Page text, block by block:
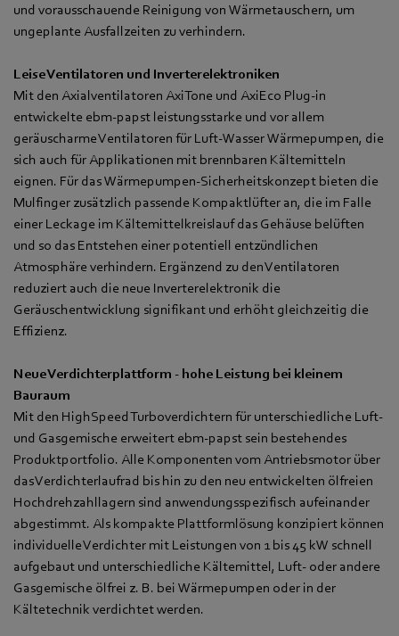
und vorausschauende Reinigung von Wärmetauschern, um
ungeplante Ausfallzeiten zu verhindern.
Leise Ventilatoren und Inverterelektroniken
Mit den Axialventilatoren AxiTone und AxiEco Plug-in
entwickelte ebm‑papst leistungsstarke und vor allem
geräuscharme Ventilatoren für Luft-Wasser Wärmepumpen, die
sich auch für Applikationen mit brennbaren Kältemitteln
eignen. Für das Wärmepumpen-Sicherheitskonzept bieten die
Mulfinger zusätzlich passende Kompaktlüfter an, die im Falle
einer Leckage im Kältemittelkreislauf das Gehäuse belüften
und so das Entstehen einer potentiell entzündlichen
Atmosphäre verhindern. Ergänzend zu den Ventilatoren
reduziert auch die neue Inverterelektronik die
Geräuschentwicklung signifikant und erhöht gleichzeitig die
Effizienz.
Neue Verdichterplattform - hohe Leistung bei kleinem
Bauraum
Mit den HighSpeed Turboverdichtern für unterschiedliche Luft-
und Gasgemische erweitert ebm‑papst sein bestehendes
Produktportfolio. Alle Komponenten vom Antriebsmotor über
das Verdichterlaufrad bis hin zu den neu entwickelten ölfreien
Hochdrehzahllagern sind anwendungsspezifisch aufeinander
abgestimmt. Als kompakte Plattformlösung konzipiert können
individuelle Verdichter mit Leistungen von 1 bis 45 kW schnell
aufgebaut und unterschiedliche Kältemittel, Luft- oder andere
Gasgemische ölfrei z. B. bei Wärmepumpen oder in der
Kältetechnik verdichtet werden.